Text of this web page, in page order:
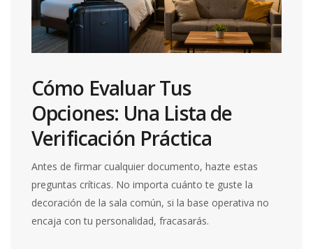
Cómo Evaluar Tus
Opciones: Una Lista de
Verificación Práctica
Antes de firmar cualquier documento, hazte estas
preguntas críticas. No importa cuánto te guste la
decoración de la sala común, si la base operativa no
encaja con tu personalidad, fracasarás.